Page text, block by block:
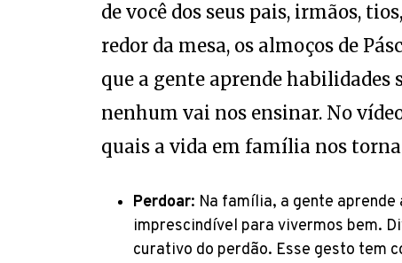
de você dos seus pais, irmãos,
redor da mesa, os almoços de
que a gente aprende habilidades
nenhum vai nos ensinar. No
quais a vida em família nos torna
Perdoar: Na família, a gente
imprescindível para vivermos bem.
curativo do perdão. Esse gesto tem